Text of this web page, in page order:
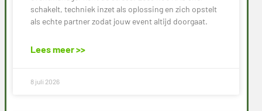
schakelt, techniek inzet als oplossing en zich opstelt
als echte partner zodat jouw event altijd doorgaat.
Lees meer >>
8 juli 2026